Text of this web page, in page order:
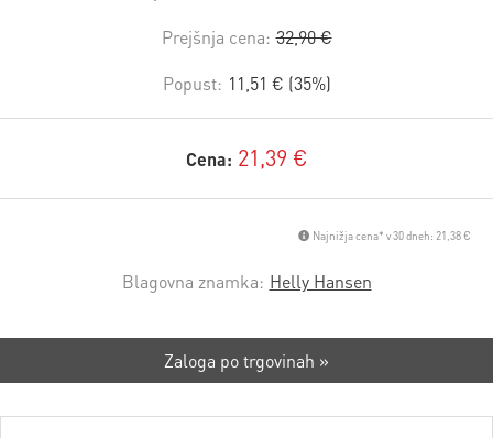
Prejšnja cena: 32,90 €
Popust: 11,51 € (35%)
Cena: 21,39 €
Najnižja cena* v 30 dneh: 21,38 €
Blagovna znamka: Helly Hansen
Zaloga po trgovinah »